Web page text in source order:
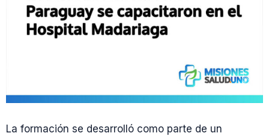
La formación se desarrolló como parte de un